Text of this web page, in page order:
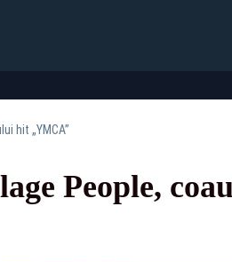
hit „YMCA”
People,